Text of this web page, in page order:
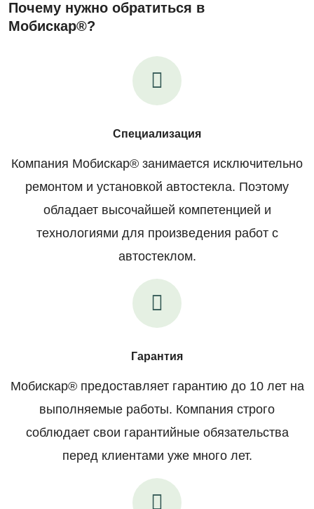
Почему нужно обратиться в
Мобискар®?
Специализация
Компания Мобискар® занимается исключительно
ремонтом и установкой автостекла. Поэтому
обладает высочайшей компетенцией и
технологиями для произведения работ с
автостеклом.
Гарантия
Мобискар® предоставляет гарантию до 10 лет на
выполняемые работы. Компания строго
соблюдает свои гарантийные обязательства
перед клиентами уже много лет.